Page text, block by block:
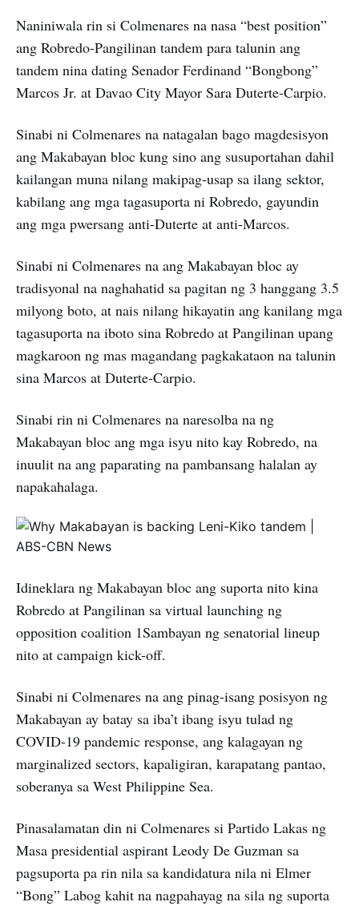
Naniniwala rin si Colmenares na nasa “best position”
ang Robredo-Pangilinan tandem para talunin ang
tandem nina dating Senador Ferdinand “Bongbong”
Marcos Jr. at Davao City Mayor Sara Duterte-Carpio.
Sinabi ni Colmenares na natagalan bago magdesisyon
ang Makabayan bloc kung sino ang susuportahan dahil
kailangan muna nilang makipag-usap sa ilang sektor,
kabilang ang mga tagasuporta ni Robredo, gayundin
ang mga pwersang anti-Duterte at anti-Marcos.
Sinabi ni Colmenares na ang Makabayan bloc ay
tradisyonal na naghahatid sa pagitan ng 3 hanggang 3.5
milyong boto, at nais nilang hikayatin ang kanilang mga
tagasuporta na iboto sina Robredo at Pangilinan upang
magkaroon ng mas magandang pagkakataon na talunin
sina Marcos at Duterte-Carpio.
Sinabi rin ni Colmenares na naresolba na ng
Makabayan bloc ang mga isyu nito kay Robredo, na
inuulit na ang paparating na pambansang halalan ay
napakahalaga.
Idineklara ng Makabayan bloc ang suporta nito kina
Robredo at Pangilinan sa virtual launching ng
opposition coalition 1Sambayan ng senatorial lineup
nito at campaign kick-off.
Sinabi ni Colmenares na ang pinag-isang posisyon ng
Makabayan ay batay sa iba’t ibang isyu tulad ng
COVID-19 pandemic response, ang kalagayan ng
marginalized sectors, kapaligiran, karapatang pantao,
soberanya sa West Philippine Sea.
Pinasalamatan din ni Colmenares si Partido Lakas ng
Masa presidential aspirant Leody De Guzman sa
pagsuporta pa rin nila sa kandidatura nila ni Elmer
“Bong” Labog kahit na nagpahayag na sila ng suporta